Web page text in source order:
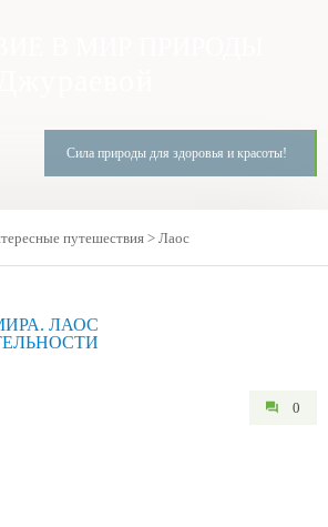
Сила природы для здоровья и красоты!
путешествия > Лаос
ЛАОС
0